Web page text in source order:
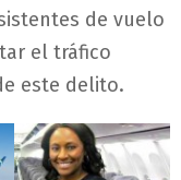
de vuelo
el tráfico
este delito.